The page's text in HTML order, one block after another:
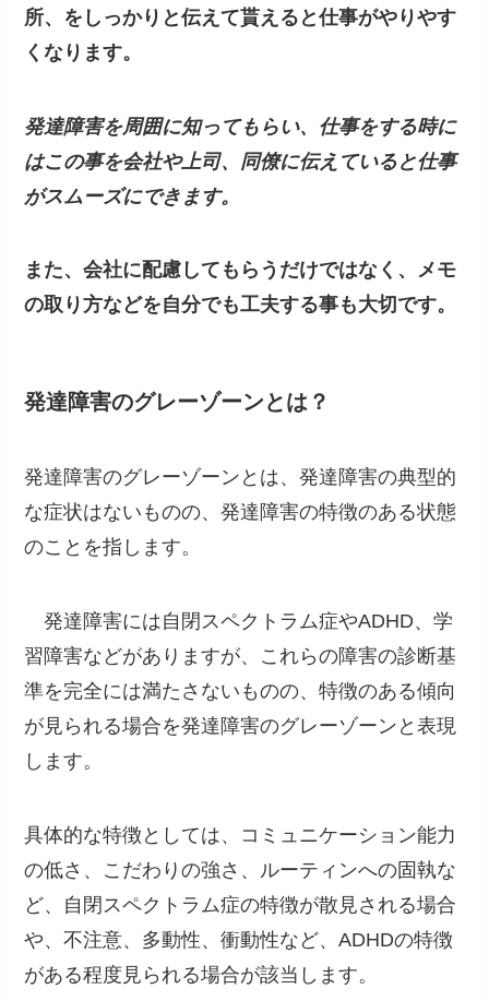
所、をしっかりと伝えて貰えると仕事がやりやす
くなります。
発達障害を周囲に知ってもらい、仕事をする時に
はこの事を会社や上司、同僚に伝えていると仕事
がスムーズにできます。
また、会社に配慮してもらうだけではなく、メモ
の取り方などを自分でも工夫する事も大切です。
発達障害のグレーゾーンとは？
発達障害のグレーゾーンとは、発達障害の典型的
な症状はないものの、発達障害の特徴のある状態
のことを指します。
発達障害には自閉スペクトラム症やADHD、学
習障害などがありますが、これらの障害の診断基
準を完全には満たさないものの、特徴のある傾向
が見られる場合を発達障害のグレーゾーンと表現
します。
具体的な特徴としては、コミュニケーション能力
の低さ、こだわりの強さ、ルーティンへの固執な
ど、自閉スペクトラム症の特徴が散見される場合
や、不注意、多動性、衝動性など、ADHDの特徴
がある程度見られる場合が該当します。